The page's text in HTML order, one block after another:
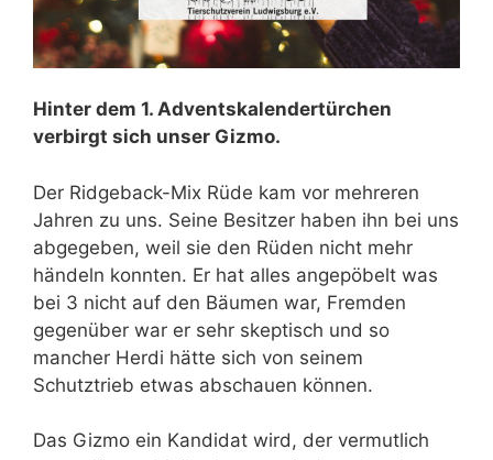
Hinter dem 1. Adventskalendertürchen
verbirgt sich unser Gizmo.
Der Ridgeback-Mix Rüde kam vor mehreren
Jahren zu uns. Seine Besitzer haben ihn bei uns
abgegeben, weil sie den Rüden nicht mehr
händeln konnten. Er hat alles angepöbelt was
bei 3 nicht auf den Bäumen war, Fremden
gegenüber war er sehr skeptisch und so
mancher Herdi hätte sich von seinem
Schutztrieb etwas abschauen können.
Das Gizmo ein Kandidat wird, der vermutlich